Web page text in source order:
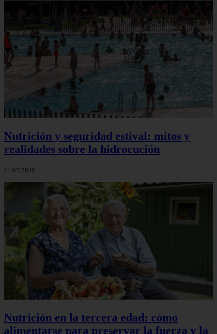
Nutrición y seguridad estival: mitos y
realidades sobre la hidrocución
21/07/2026
Nutrición en la tercera edad: cómo
alimentarse para preservar la fuerza y la